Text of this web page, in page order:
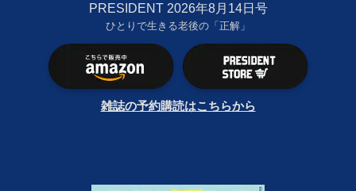
PRESIDENT 2026年8月14日号
ひとりで生きる老後の「正解」
雑誌の予約購読はこちらから